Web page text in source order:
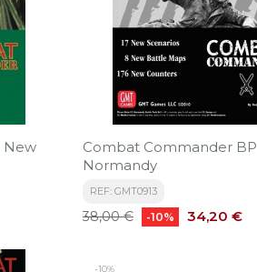
Combat Commander BP 3:
Normandy
REF: GMT0913
Precio
38,00 € -10% Precio
34,20 €
-10%